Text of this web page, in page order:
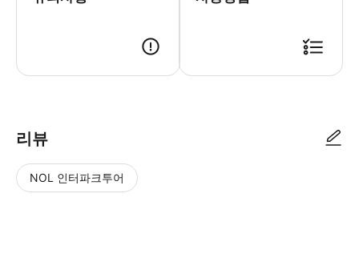
리뷰
NOL 인터파크투어